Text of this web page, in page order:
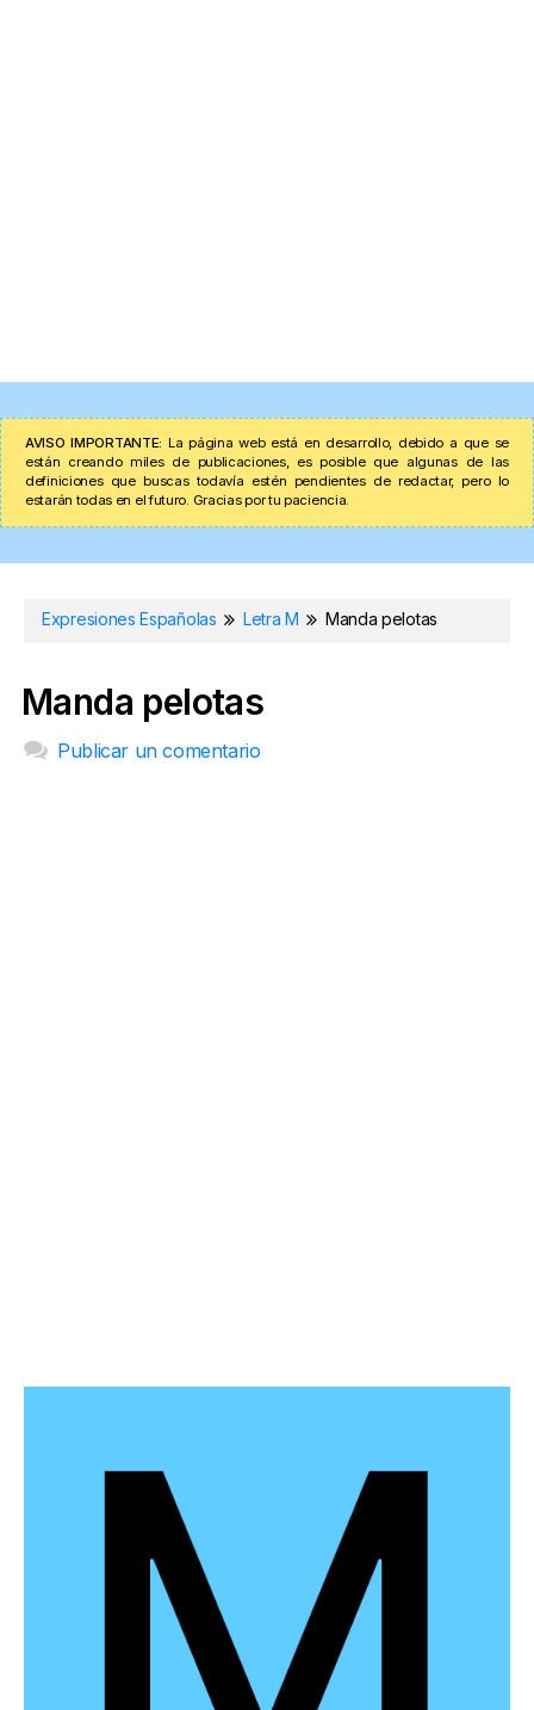
AVISO IMPORTANTE: La página web está en desarrollo, debido a que se
están creando miles de publicaciones, es posible que algunas de las
definiciones que buscas todavía estén pendientes de redactar, pero lo
estarán todas en el futuro. Gracias por tu paciencia.
Expresiones Españolas Letra M Manda pelotas
Manda pelotas
Publicar un comentario